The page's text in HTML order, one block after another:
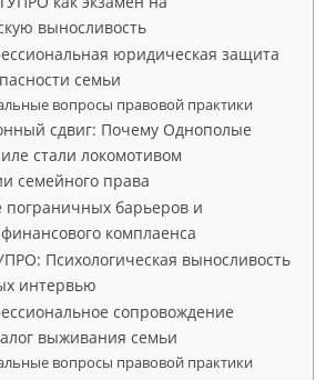
выносливость
юридическая защита
семьи
вопросы правовой практики
сдвиг: Почему Однополые
стали локомотивом
семейного права
пограничных барьеров и
комплаенса
Психологическая выносливость
интервью
сопровождение
выживания семьи
вопросы правовой практики